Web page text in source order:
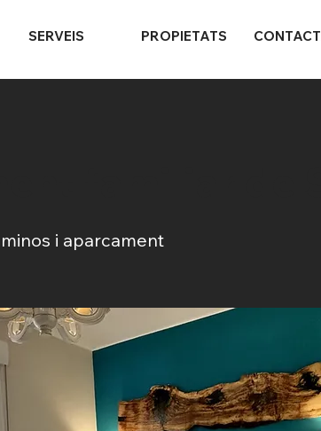
SERVEIS PROPIETATS
i aparcament